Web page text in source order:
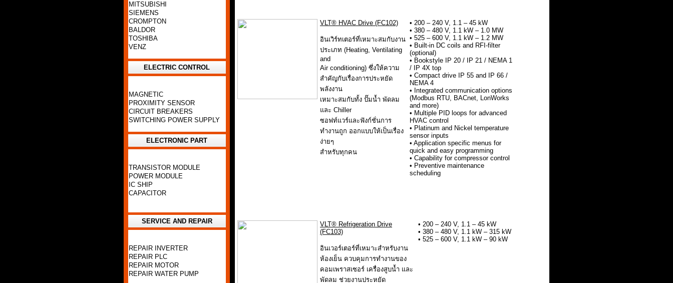
MITSUBISHI
SIEMENS
CROMPTON
BALDOR
TOSHIBA
VENZ
ELECTRIC CONTROL
MAGNETIC
PROXIMITY SENSOR
CIRCUIT BREAKERS
SWITCHING POWER SUPPLY
ELECTRONIC PART
TRANSISTOR MODULE
POWER MODULE
IC SHIP
CAPACITOR
SERVICE AND REPAIR
REPAIR INVERTER
REPAIR PLC
REPAIR MOTOR
REPAIR WATER PUMP
VLT® HVAC Drive (FC102)
อินเวิร์ทเตอร์ที่เหมาะสมกับงาน
ประเภท (Heating, Ventilating
and
Air conditioning) ซึ่งให้ความ
สำคัญกับเรื่องการประหยัด
พลังงาน
เหมาะสมกับทั้ง ปั๊มน้ำ พัดลม
และ Chiller
ซอฟท์แวร์และฟังก์ชั่นการ
ทำงานถูก ออกแบบให้เป็นเรื่อง
ง่ายๆ
สำหรับทุกคน
• 200 – 240 V, 1.1 – 45 kW
• 380 – 480 V, 1.1 kW – 1.0 MW
• 525 – 600 V, 1.1 kW – 1.2 MW
• Built-in DC coils and RFI-filter
(optional)
• Bookstyle IP 20 / IP 21 / NEMA 1
/ IP 4X top
• Compact drive IP 55 and IP 66 /
NEMA 4
• Integrated communication options
(Modbus RTU, BACnet, LonWorks
and more)
• Multiple PID loops for advanced
HVAC control
• Platinum and Nickel temperature
sensor inputs
• Application specific menus for
quick and easy programming
• Capability for compressor control
• Preventive maintenance
scheduling
VLT® Refrigeration Drive
(FC103)
อินเวอร์เตอร์ที่เหมาะสำหรับงาน
ห้องเย็น ควบคุมการทำงานของ
คอมเพราสเซอร์ เครื่องสูบน้ำ และ
พัดลม ช่วยงานประหยัด
• 200 – 240 V, 1.1 – 45 kW
• 380 – 480 V, 1.1 kW – 315 kW
• 525 – 600 V, 1.1 kW – 90 kW